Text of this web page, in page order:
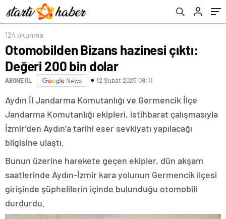
124 okunma
Otomobilden Bizans hazinesi çıktı:
Değeri 200 bin dolar
ABONE OL News 12 Şubat 2025 09:11
Aydın İl Jandarma Komutanlığı ve Germencik İlçe
Jandarma Komutanlığı ekipleri, istihbarat çalışmasıyla
İzmir’den Aydın’a tarihi eser sevkiyatı yapılacağı
bilgisine ulaştı.
Bunun üzerine harekete geçen ekipler, dün akşam
saatlerinde Aydın-İzmir kara yolunun Germencik ilçesi
girişinde şüphelilerin içinde bulunduğu otomobili
durdurdu.